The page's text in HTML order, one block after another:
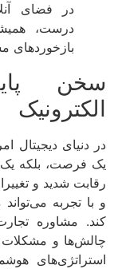
در فضای
درست،
بازخوردهای
سخن
الکترونیک
در دنیای دیجیتال
یک فرصت، بلکه
رقابت شدید و
و با تجربه
کند. مشاوره
چالش‌ها و مشکلات
استراتژی‌های